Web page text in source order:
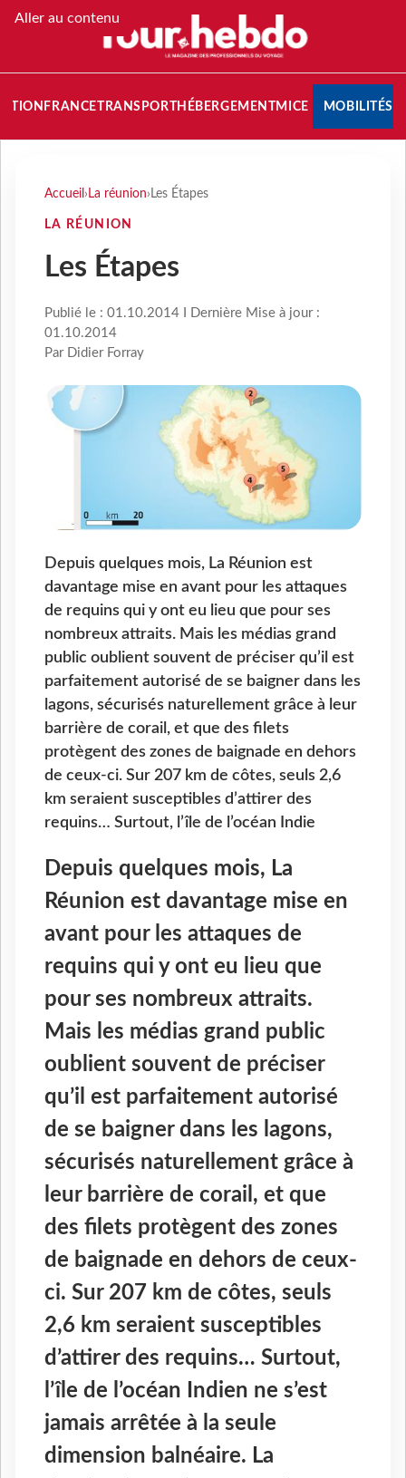
Aller au contenu
FRANCETRANSPORT HÉBERGEMENTMICE MOBILITÉS
Accueil › La réunion› Les Étapes
LA RÉUNION
Les Étapes
Publié le : 01.10.2014 I Dernière Mise à jour :
01.10.2014
Par Didier Forray
Depuis quelques mois, La Réunion est
davantage mise en avant pour les attaques
de requins qui y ont eu lieu que pour ses
nombreux attraits. Mais les médias grand
public oublient souvent de préciser qu’il est
parfaitement autorisé de se baigner dans les
lagons, sécurisés naturellement grâce à leur
barrière de corail, et que des filets
protègent des zones de baignade en dehors
de ceux-ci. Sur 207 km de côtes, seuls 2,6
km seraient susceptibles d’attirer des
requins… Surtout, l’île de l’océan Indie
Depuis quelques mois, La
Réunion est davantage mise en
avant pour les attaques de
requins qui y ont eu lieu que
pour ses nombreux attraits.
Mais les médias grand public
oublient souvent de préciser
qu’il est parfaitement autorisé
de se baigner dans les lagons,
sécurisés naturellement grâce à
leur barrière de corail, et que
des filets protègent des zones
de baignade en dehors de ceux-
ci. Sur 207 km de côtes, seuls
2,6 km seraient susceptibles
d’attirer des requins… Surtout,
l’île de l’océan Indien ne s’est
jamais arrêtée à la seule
dimension balnéaire. La